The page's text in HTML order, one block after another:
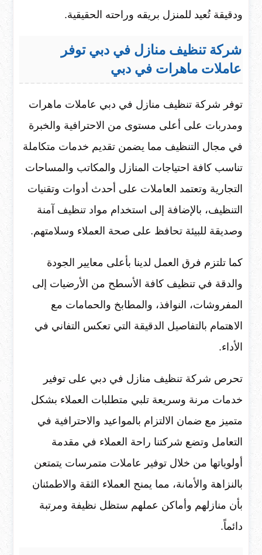
ودقيقة تُعيد للمنزل بريقه وراحته الحقيقية.
شركة تنظيف منازل في دبي توفر
عاملات ماهرات في دبي
توفر شركة تنظيف منازل في دبي عاملات ماهرات
ومدربات على أعلى مستوى من الاحترافية والخبرة
في مجال التنظيف مما يضمن تقديم خدمات متكاملة
تناسب كافة احتياجات المنازل والمكاتب والمساحات
التجارية وتعتمد العاملات على أحدث أدوات وتقنيات
التنظيف، بالإضافة إلى استخدام مواد تنظيف آمنة
وصديقة للبيئة تحافظ على صحة العملاء وسلامتهم.
كما تلتزم فرق العمل لدينا بأعلى معايير الجودة
والدقة في تنظيف كافة الأسطح من الأرضيات إلى
المفروشات، النوافذ، والمطابخ والحمامات مع
الاهتمام بالتفاصيل الدقيقة التي تعكس التفاني في
الأداء.
تحرص شركة تنظيف منازل في دبي على توفير
خدمات مرنة وسريعة تلبي متطلبات العملاء بشكل
متميز مع ضمان الالتزام بالمواعيد والاحترافية في
التعامل وتضع شركتنا راحة العملاء في مقدمة
أولوياتها من خلال توفير عاملات متمرسات يتمتعن
بالنزاهة والأمانة، مما يمنح العملاء الثقة والاطمئنان
بأن منازلهم وأماكن عملهم ستظل نظيفة ومرتبة
دائماً.